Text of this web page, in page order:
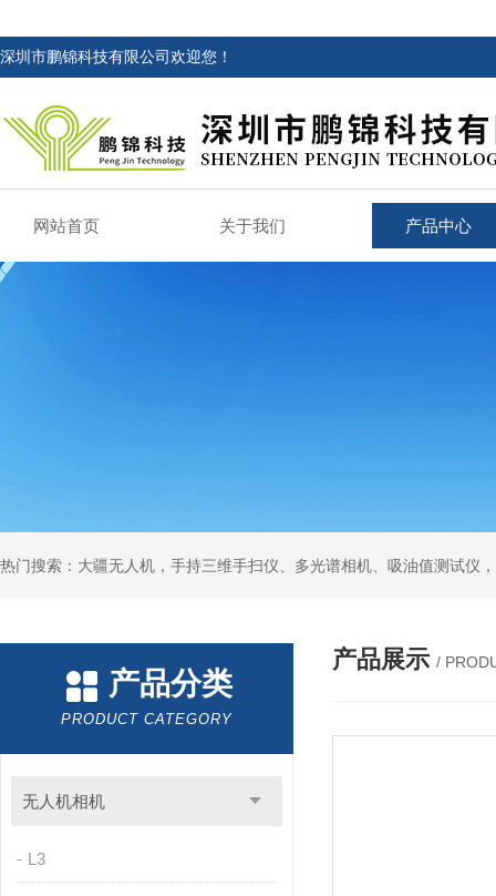
深圳市鹏锦科技有限公司欢迎您！
网站首页 关于我们 产品中心
热门搜索：大疆无人机，手持三维手扫仪、多光谱相机、吸油值测试仪
产品分类
PRODUCT CATEGORY
无人机相机
L3
产品展示 /